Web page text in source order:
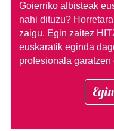
Goierriko albisteak
nahi dituzu?
zaigu. Egin zaitez
euskaratik eginda
profesionala